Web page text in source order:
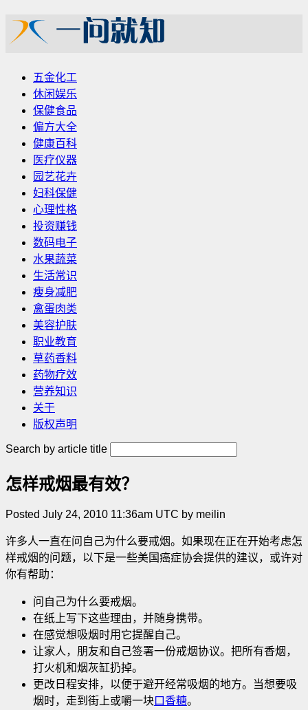
五金化工
休闲娱乐
保健食品
偏方大全
健康百科
医疗仪器
园艺花卉
妇科保健
心理性格
投资赚钱
数码电子
水果蔬菜
生活常识
瘦身减肥
禽蛋肉类
美容护肤
职业教育
草药香料
药物疗效
营养知识
关于
版权声明
Search by article title
怎样戒烟最有效？
Posted July 24, 2010 11:36am UTC by meilin
许多人一直在问自己为什么要戒烟。如果现在正在开始考虑怎
样戒烟的问题，以下是一些美国癌症协会提供的建议，或许对
你有帮助：
问自己为什么要戒烟。
在纸上写下这些理由，并随身携带。
在感觉想吸烟时用它提醒自己。
让家人，朋友和自己签署一份戒烟协议。把所有香烟，
打火机和烟灰缸扔掉。
更改日程安排，以便于避开经常吸烟的地方。当想要吸
烟时，走到街上或嚼一块口香糖。